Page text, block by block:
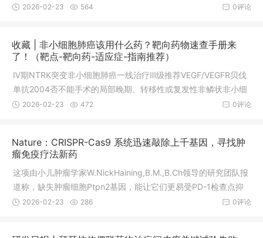
的Ⅰb期临床研究做过基因检测的非小细胞肺癌患者，请将报告发
0Ins靶向药物,EGFR20突变靶向药JMT-101临床试验招募进行中
绝大多数肺癌属于非小细胞肺癌，占85%左右，如果患者被诊断
为非小细胞肺癌，尤其是不吸烟的患者，我们推荐做基因检测。
患者只要基因检测证实存在
0评论
2026-02-23 564
收藏 | 非小细胞肺癌该用什么药？靶向药物速查手册来
了！（靶点-靶向药-适应症-指南推荐）
Ⅳ期NTRK突变非小细胞肺癌一线治疗Ⅲ级推荐VEGF/VEGFR贝伐
单抗2004否不能手术的局部晚期、转移性或复发性非鳞状非小细
胞肺癌VEGF/VEGFR雷莫芦单抗2014是转移性非小细胞肺癌抗癌
家可以根据自身疾病及治疗情况进行选择，或咨询医学部()获取指
导，在专业医学顾问的帮助下匹配合适的临床试验项目。Ⅳ期RO
S1突变非小细胞肺癌一线治疗Ⅰ级推荐，二线治疗寡进展或脑转移
患者Ⅰ级推荐BRAF达
0评论
2026-02-23 472
Nature：CRISPR-Cas9 系统迅速敲除上千基因，寻找肿
瘤免疫疗法新药
这项由小儿肿瘤学家W.NickHaining,B.M.,B.Ch领导的研究团队报
道称，缺失肿瘤细胞Ptpn2基因，能让它们更易受PD-1检查点抑
制剂影响。根据肿瘤细胞存活率，Manguso筛选出了对PD-1阻断
0评论
2026-02-23 286